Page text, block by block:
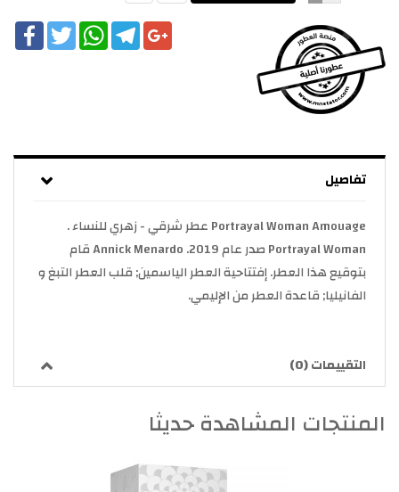
Twitter
WhatsAppTelegramGoogle+
تفاصيل
Portrayal Woman Amouage عطر شرقي - زهري للنساء .
Portrayal Woman صدر عام 2019. Annick Menardo قام
بتوقيع هذا العطر. إفتتاحية العطر الياسمين; قلب العطر التبغ و
الفانيليا; قاعدة العطر من الإليمي.
التقييمات (0)
المنتجات المشاهدة حديثا